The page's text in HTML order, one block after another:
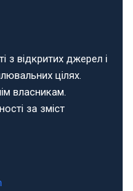
з відкритих джерел і
цілях.
власникам.
за зміст